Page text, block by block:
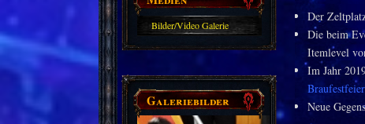
Bilder/Video Galerie
Galeriebilder
Der
Die beim
Itemlevel
Im Jahr
Neue